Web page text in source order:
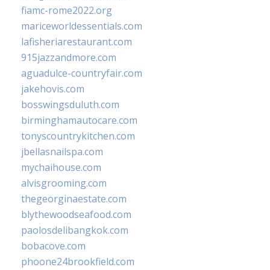
fiamc-rome2022.org
mariceworldessentials.com
lafisheriarestaurant.com
915jazzandmore.com
aguadulce-countryfair.com
jakehovis.com
bosswingsduluth.com
birminghamautocare.com
tonyscountrykitchen.com
jbellasnailspa.com
mychaihouse.com
alvisgrooming.com
thegeorginaestate.com
blythewoodseafood.com
paolosdelibangkok.com
bobacove.com
phoone24brookfield.com